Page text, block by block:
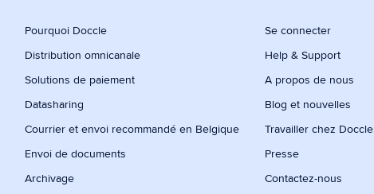
Pourquoi Doccle
Distribution omnicanale
Solutions de paiement
Datasharing
Courrier et envoi recommandé en Belgique
Envoi de documents
Archivage
Se connecter
Help & Support
A propos de nous
Blog et nouvelles
Travailler chez Doccle
Presse
Contactez-nous